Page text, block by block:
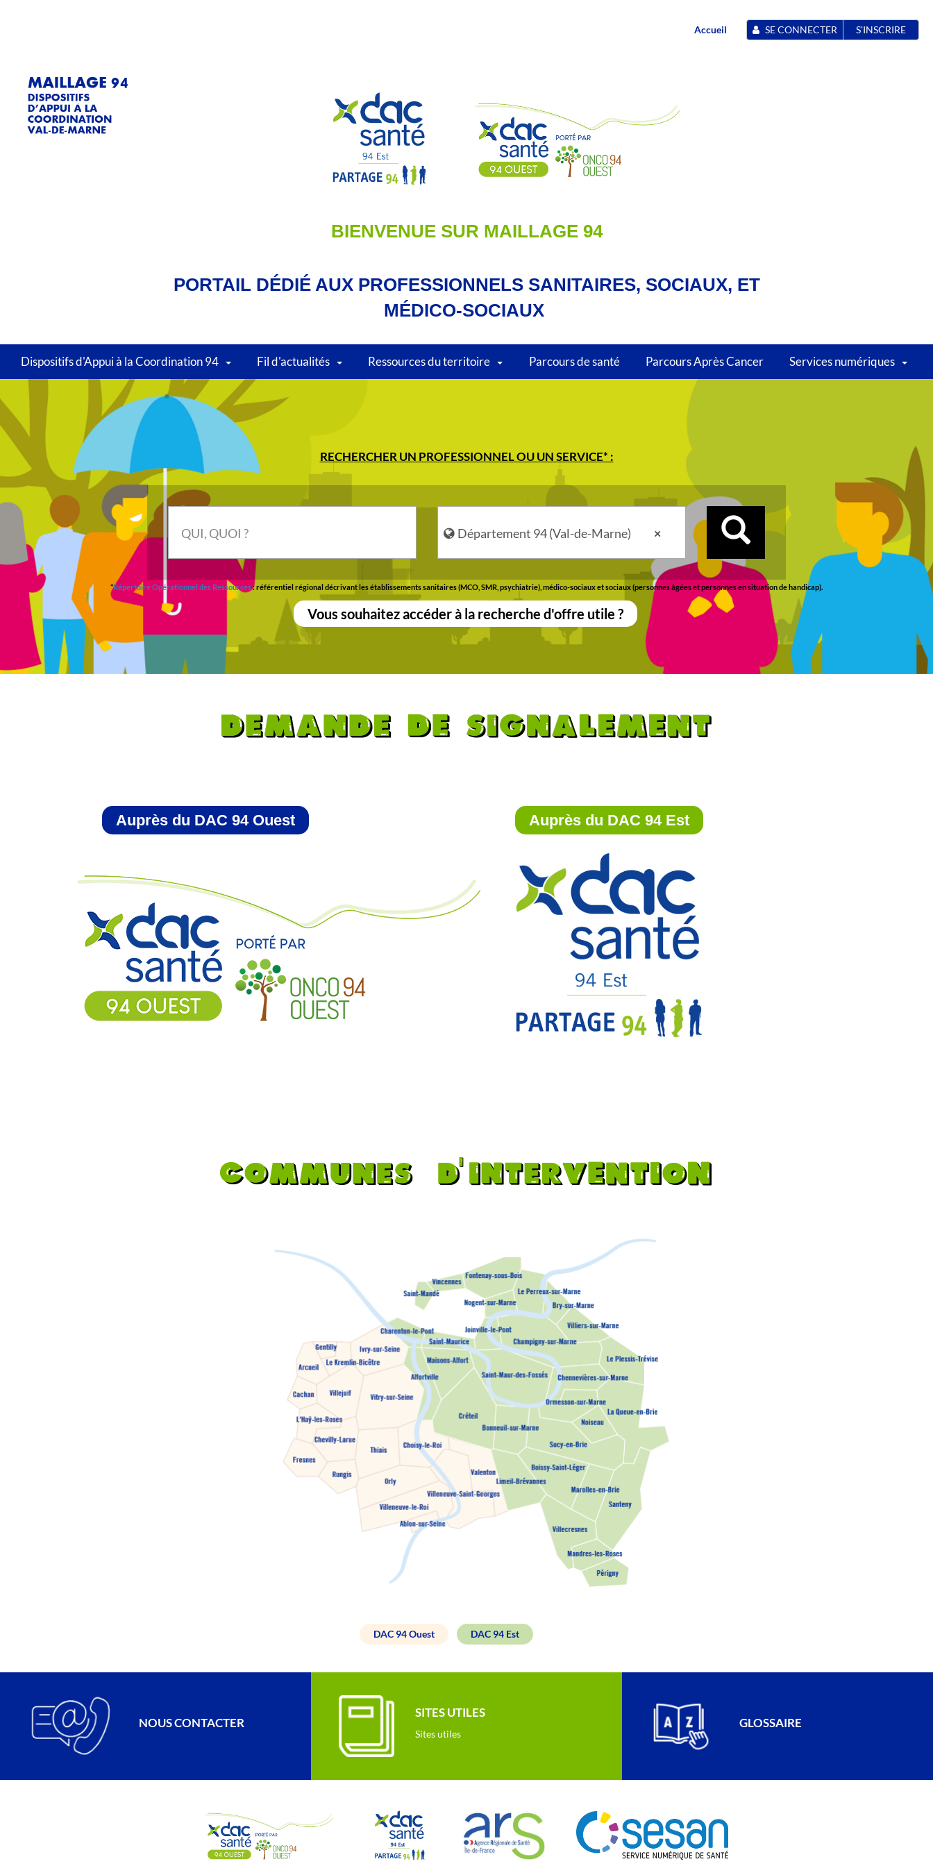
Accueil SE CONNECTER S'INSCRIRE
BIENVENUE SUR MAILLAGE 94
PORTAIL DÉDIÉ AUX PROFESSIONNELS SANITAIRES, SOCIAUX, ET
MÉDICO-SOCIAUX
Dispositifs d'Appui à la Coordination 94 Fil d'actualités Ressources du territoire Parcours de santé Parcours Après Cancer Services numériques
RECHERCHER UN PROFESSIONNEL OU UN SERVICE* :
?
QUI, QUOI ? ×
Département 94 (Val-de-Marne)
*Répertoire Opérationnel des Ressources: référentiel régional décrivant les établissements sanitaires (MCO, SMR, psychiatrie), médico-sociaux et sociaux (personnes âgées et personnes en situation de handicap).
Vous souhaitez accéder à la recherche d'offre utile ?
Auprès du DAC 94 Ouest Auprès du DAC 94 Est
DAC 94 Ouest DAC 94 Est
NOUS CONTACTER
SITES UTILES
Sites utiles
GLOSSAIRE